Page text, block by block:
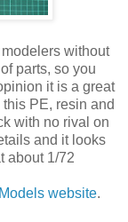
without
parts, so you
it is a great
PE, resin and
with no rival on
and it looks
about 1/72
website.